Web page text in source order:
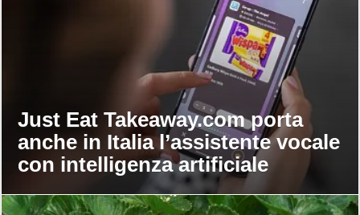
Just Eat Takeaway.com porta
anche in Italia l’assistente vocale
con intelligenza artificiale